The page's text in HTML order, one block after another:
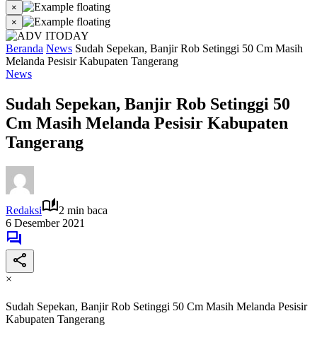
×
×
Beranda News Sudah Sepekan, Banjir Rob Setinggi 50 Cm Masih
Melanda Pesisir Kabupaten Tangerang
News
Sudah Sepekan, Banjir Rob Setinggi 50
Cm Masih Melanda Pesisir Kabupaten
Tangerang
Redaksi
2 min baca
6 Desember 2021
×
Sudah Sepekan, Banjir Rob Setinggi 50 Cm Masih Melanda Pesisir
Kabupaten Tangerang